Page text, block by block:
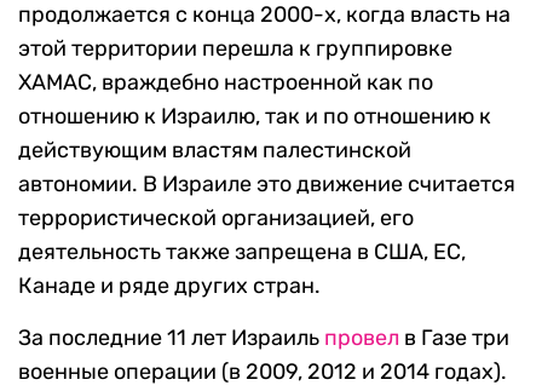
продолжается с конца 2000-х, когда власть на
этой территории перешла к группировке
ХАМАС, враждебно настроенной как по
отношению к Израилю, так и по отношению к
действующим властям палестинской
автономии. В Израиле это движение считается
террористической организацией, его
деятельность также запрещена в США, ЕС,
Канаде и ряде других стран.
За последние 11 лет Израиль провел в Газе три
военные операции (в 2009, 2012 и 2014 годах).